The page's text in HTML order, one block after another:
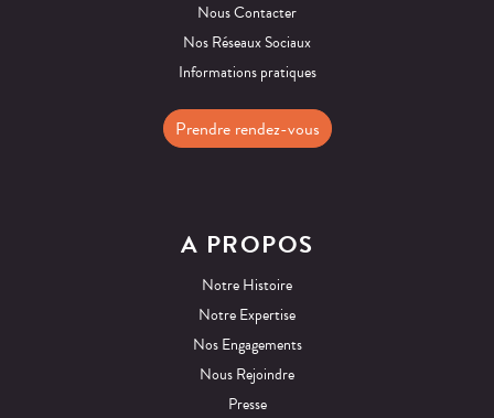
Nous Contacter
Nos Réseaux Sociaux
Informations pratiques
Prendre rendez-vous
A PROPOS
Notre Histoire
Notre Expertise
Nos Engagements
Nous Rejoindre
Presse